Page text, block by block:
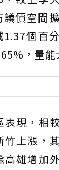
價空間
個百
，量能
現，相
上漲，
高雄增加